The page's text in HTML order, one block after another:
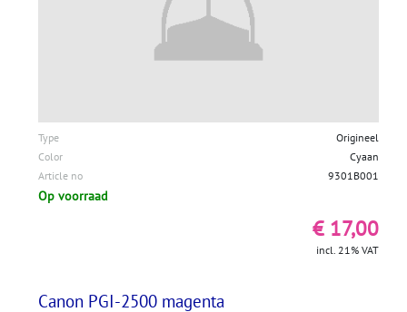
Type
Origineel
Color
Cyaan
Article no
9301B001
Op voorraad
€ 17,00
incl. 21% VAT
Canon PGI-2500 magenta